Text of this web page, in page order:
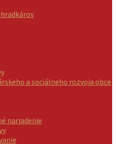
a sociálneho rozvoja obce
nariadenie